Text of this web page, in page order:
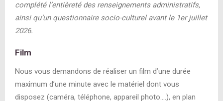
complété l’entièreté des renseignements administratifs,
ainsi qu’un questionnaire socio-culturel avant le 1er juillet
2026.
Film
Nous vous demandons de réaliser un film d’une durée
maximum d’une minute avec le matériel dont vous
disposez (caméra, téléphone, appareil photo….), en plan